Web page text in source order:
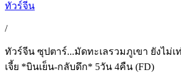
ทัวร์จีน
/
ทัวร์จีน ซุปตาร์...มัดทะเลรวมภูเขา ยังไม่เ
เจี้ย *บินเย็น-กลับดึก* 5วัน 4คืน (FD)